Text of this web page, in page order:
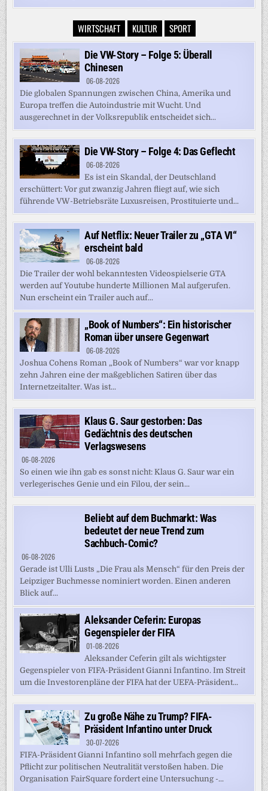
WIRTSCHAFT KULTUR SPORT
Die VW-Story – Folge 5: Überall
Chinesen
06-08-2026
Die globalen Spannungen zwischen China, Amerika und
Europa treffen die Autoindustrie mit Wucht. Und
ausgerechnet in der Volksrepublik entscheidet sich...
Die VW-Story – Folge 4: Das Geflecht
06-08-2026
Es ist ein Skandal, der Deutschland
erschüttert: Vor gut zwanzig Jahren fliegt auf, wie sich
führende VW-Betriebsräte Luxusreisen, Prostituierte und...
Auf Netflix: Neuer Trailer zu „GTA VI“
erscheint bald
06-08-2026
Die Trailer der wohl bekanntesten Videospielserie GTA
werden auf Youtube hunderte Millionen Mal aufgerufen.
Nun erscheint ein Trailer auch auf...
„Book of Numbers“: Ein historischer
Roman über unsere Gegenwart
06-08-2026
Joshua Cohens Roman „Book of Numbers“ war vor knapp
zehn Jahren eine der maßgeblichen Satiren über das
Internetzeitalter. Was ist...
Klaus G. Saur gestorben: Das
Gedächtnis des deutschen
Verlagswesens
06-08-2026
So einen wie ihn gab es sonst nicht: Klaus G. Saur war ein
verlegerisches Genie und ein Filou, der sein...
Beliebt auf dem Buchmarkt: Was
bedeutet der neue Trend zum
Sachbuch-Comic?
06-08-2026
Gerade ist Ulli Lusts „Die Frau als Mensch“ für den Preis der
Leipziger Buchmesse nominiert worden. Einen anderen
Blick auf...
Aleksander Ceferin: Europas
Gegenspieler der FIFA
01-08-2026
Aleksander Ceferin gilt als wichtigster
Gegenspieler von FIFA-Präsident Gianni Infantino. Im Streit
um die Investorenpläne der FIFA hat der UEFA-Präsident...
Zu große Nähe zu Trump? FIFA-
Präsident Infantino unter Druck
30-07-2026
FIFA-Präsident Gianni Infantino soll mehrfach gegen die
Pflicht zur politischen Neutralität verstoßen haben. Die
Organisation FairSquare fordert eine Untersuchung -...